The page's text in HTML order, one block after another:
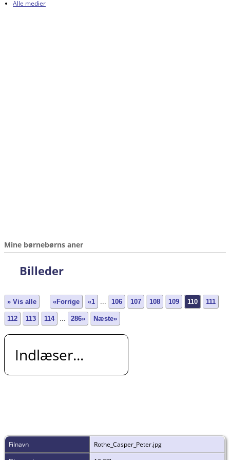
Alle medier
Mine børnebørns aner
Billeder
» Vis alle «Forrige «1 ... 106 107 108 109 110 111
112 113 114 ... 286» Næste»
Indlæser...
Filnavn
Rothe_Casper_Peter.jpg